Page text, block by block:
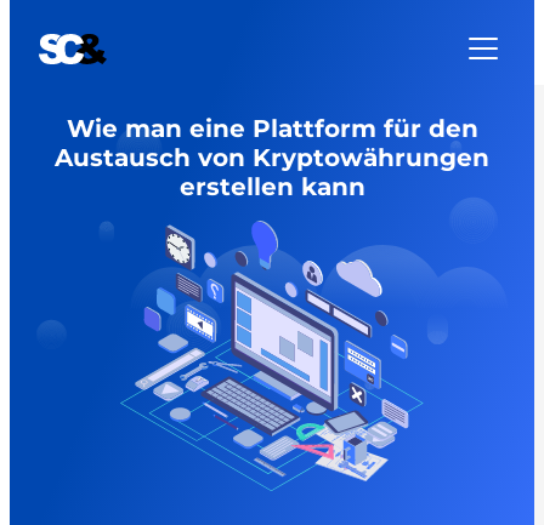
Inhalt
Wie man eine Plattform für den
Austausch von Kryptowährungen
erstellen kann